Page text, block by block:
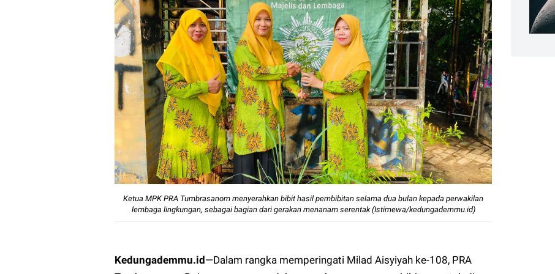
Ketua MPK PRA Tumbrasanom menyerahkan bibit hasil pembibitan selama dua bulan kepada perwakilan
lembaga lingkungan, sebagai bagian dari gerakan menanam serentak (Istimewa/kedungademmu.id)
Kedungademmu.id—Dalam rangka memperingati Milad Aisyiyah ke-108, PRA